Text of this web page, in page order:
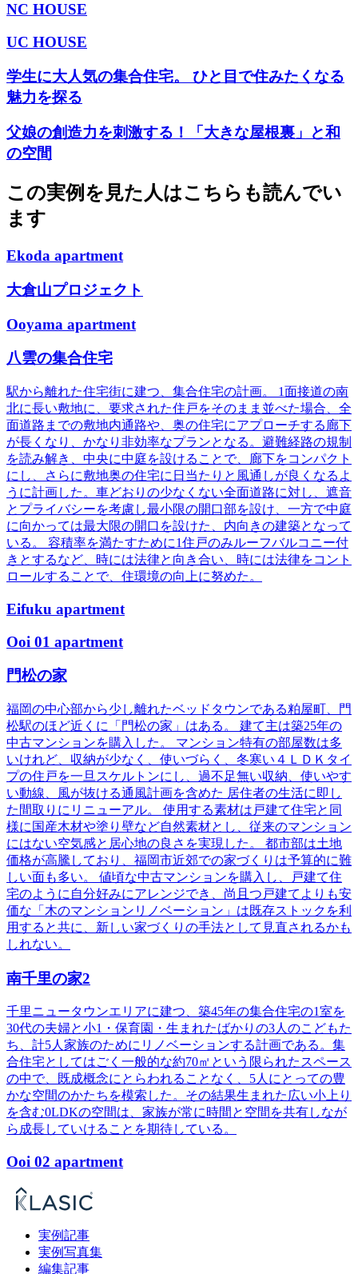
NC HOUSE
UC HOUSE
学生に大人気の集合住宅。 ひと目で住みたくなる
魅力を探る
父娘の創造力を刺激する！「大きな屋根裏」と和
の空間
この実例を見た人はこちらも読んでい
ます
Ekoda apartment
大倉山プロジェクト
Ooyama apartment
八雲の集合住宅
駅から離れた住宅街に建つ、集合住宅の計画。 1面接道の南
北に長い敷地に、要求された住戸をそのまま並べた場合、全
面道路までの敷地内通路や、奥の住宅にアプローチする廊下
が長くなり、かなり非効率なプランとなる。避難経路の規制
を読み解き、中央に中庭を設けることで、廊下をコンパクト
にし、さらに敷地奥の住宅に日当たりと風通しが良くなるよ
うに計画した。車どおりの少なくない全面道路に対し、遮音
とプライバシーを考慮し最小限の開口部を設け、一方で中庭
に向かっては最大限の開口を設けた、内向きの建築となって
いる。 容積率を満たすために1住戸のみルーフバルコニー付
きとするなど、時には法律と向き合い、時には法律をコント
ロールすることで、住環境の向上に努めた。
Eifuku apartment
Ooi 01 apartment
門松の家
福岡の中心部から少し離れたベッドタウンである粕屋町、門
松駅のほど近くに「門松の家」はある。 建て主は築25年の
中古マンションを購入した。 マンション特有の部屋数は多
いけれど、収納が少なく、使いづらく、冬寒い４ＬＤＫタイ
プの住戸を一旦スケルトンにし、過不足無い収納、使いやす
い動線、風が抜ける通風計画を含めた 居住者の生活に即し
た間取りにリニューアル。 使用する素材は戸建て住宅と同
様に国産木材や塗り壁など自然素材とし、従来のマンション
にはない空気感と居心地の良さを実現した。 都市部は土地
価格が高騰しており、福岡市近郊での家づくりは予算的に難
しい面も多い。 値頃な中古マンションを購入し、戸建て住
宅のように自分好みにアレンジでき、尚且つ戸建てよりも安
価な「木のマンションリノベーション」は既存ストックを利
用すると共に、新しい家づくりの手法として見直されるかも
しれない。
南千里の家2
千里ニュータウンエリアに建つ、築45年の集合住宅の1室を
30代の夫婦と小1・保育園・生まれたばかりの3人のこどもた
ち、計5人家族のためにリノベーションする計画である。集
合住宅としてはごく一般的な約70㎡という限られたスペース
の中で、既成概念にとらわれることなく、5人にとっての豊
かな空間のかたちを模索した。その結果生まれた広い小上り
を含む0LDKの空間は、家族が常に時間と空間を共有しなが
ら成長していけることを期待している。
Ooi 02 apartment
実例記事
実例写真集
編集記事